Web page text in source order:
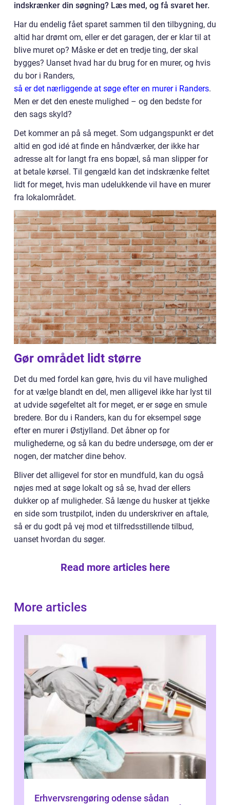
indskrænker din søgning? Læs med, og få svaret her.
Har du endelig fået sparet sammen til den tilbygning, du
altid har drømt om, eller er det garagen, der er klar til at
blive muret op? Måske er det en tredje ting, der skal
bygges? Uanset hvad har du brug for en murer, og hvis
du bor i Randers,
så er det nærliggende at søge efter en murer i Randers.
Men er det den eneste mulighed – og den bedste for
den sags skyld?
Det kommer an på så meget. Som udgangspunkt er det
altid en god idé at finde en håndværker, der ikke har
adresse alt for langt fra ens bopæl, så man slipper for
at betale kørsel. Til gengæld kan det indskrænke feltet
lidt for meget, hvis man udelukkende vil have en murer
fra lokalområdet.
Gør området lidt større
Det du med fordel kan gøre, hvis du vil have mulighed
for at vælge blandt en del, men alligevel ikke har lyst til
at udvide søgefeltet alt for meget, er er søge en smule
bredere. Bor du i Randers, kan du for eksempel søge
efter en murer i Østjylland. Det åbner op for
mulighederne, og så kan du bedre undersøge, om der er
nogen, der matcher dine behov.
Bliver det alligevel for stor en mundfuld, kan du også
nøjes med at søge lokalt og så se, hvad der ellers
dukker op af muligheder. Så længe du husker at tjekke
en side som trustpilot, inden du underskriver en aftale,
så er du godt på vej mod et tilfredsstillende tilbud,
uanset hvordan du søger.
Read more articles here
More articles
Erhvervsrengøring odense sådan